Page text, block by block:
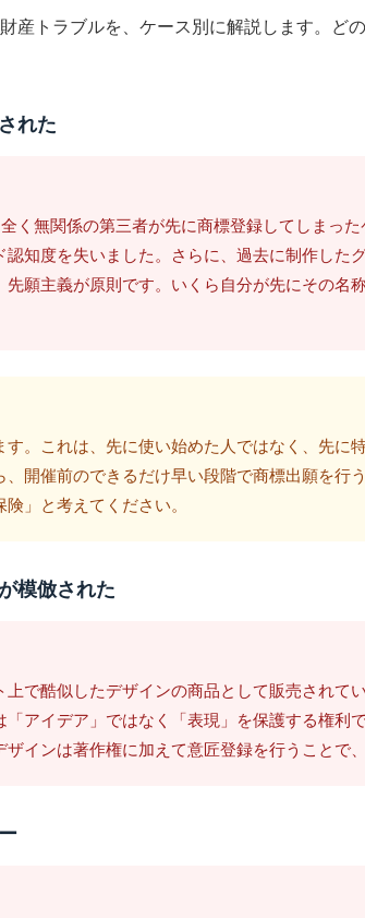
産トラブルを、ケース別に解説します。ど
れた
く無関係の第三者が先に商標登録してしまっ
知度を失いました。さらに、過去に制作した
願主義が原則です。いくら自分が先にその名
。これは、先に使い始めた人ではなく、先に
開催前のできるだけ早い段階で商標出願を行
」と考えてください。
模倣された
で酷似したデザインの商品として販売されて
アイデア」ではなく「表現」を保護する権利
インは著作権に加えて意匠登録を行うことで